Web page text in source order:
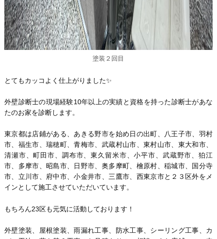
塗装２回目
とてもカッコよく仕上がりました✨
外壁診断士の現場経験10年以上の実績と資格を持った診断士があな
たのお家を診断します。
東京都は店鋪がある、あきる野市を始め日の出町、八王子市、羽村
市、福生市、瑞穂町、青梅市、武蔵村山市、東村山市、東大和市、
清瀬市、町田市、調布市、東久留米市、小平市、武蔵野市、狛江
市、多摩市、昭島市、日野市、奥多摩町、檜原村、稲城市、国分寺
市、立川市、府中市、小金井市、三鷹市、西東京市と２３区外をメ
インとして施工させていただいています。
もちろん23区も元気に活動しております！
外壁塗装、屋根塗装、雨漏れ工事、防水工事、シーリング工事、カ